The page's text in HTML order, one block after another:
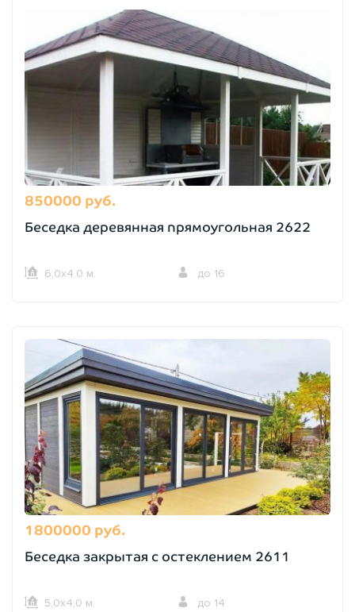
850000 руб.
Беседка деревянная прямоугольная 2622
6,0х4,0 м. до 16
1800000 руб.
Беседка закрытая с остеклением 2611
5,0х4,0 м. до 14